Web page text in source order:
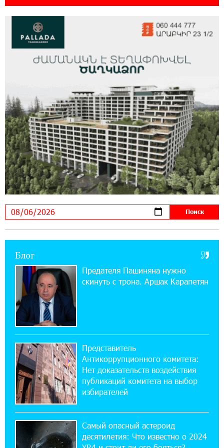
приложении
17:03:49 30-07-2026
Платформа Rate.Trading на Seaside Startup
Summit: IDBank представил инновационное
14:44:13 29-07-2026
Состоялось открытие Khachaturian Rooftop
при поддержке IDBank
18:38:18 28-07-2026
Пашинян ты упустил свой шанс уйти
спокойно. Аршак Карапетян
12:04:53 28-07-2026
Обновленный Центр продаж и обслуживания
Никогда Нагорный Карабах не был в составе
независимого Азербайджана. Аршак
Карапетян
17:52:29 25-07-2026
Бывший премьер-министр Словакии
обратился к президенту страны с просьбой
содействовать освобождению армянских заключенных,
осужденных в Азербайджане
12:17:04 23-07-2026
Против кого вооружается Азербайджан?
Аршак Карапетян
12:04:45 23-07-2026
Блог
Предателя Пашиняна нужно
скинуть с трона. Аршак Карапетян
Представитель
Антикоррупционного комитета:
Нет доказательств воздействия
публикаций комитета на выбор
избирателей
Самый опасный астероид
десятилетия: Что известно о 2024